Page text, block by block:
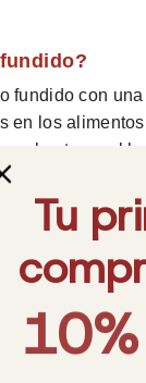
fundido con
en los
y hasta en el
manera
como